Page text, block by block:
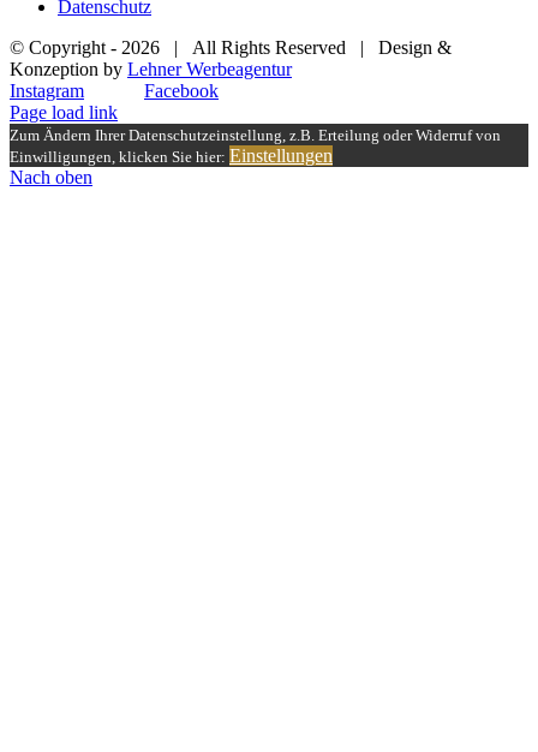
Datenschutz
© Copyright - 2026 | All Rights Reserved | Design &
Konzeption by Lehner Werbeagentur
Instagram
Facebook
Page load link
Zum Ändern Ihrer Datenschutzeinstellung, z.B. Erteilung oder Widerruf von
Einwilligungen, klicken Sie hier: Einstellungen
Nach oben